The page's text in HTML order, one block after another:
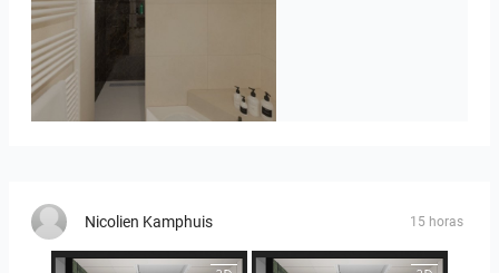
Badkamerhuis
Nicolien Kamphuis 15 horas